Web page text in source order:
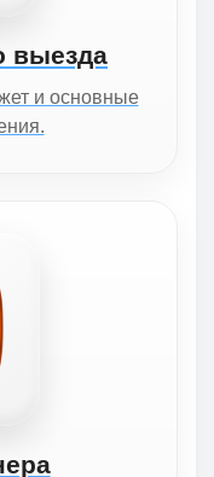
выезда
и основные